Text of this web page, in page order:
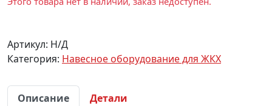
Артикул: Н/Д
Категория: Навесное оборудование для ЖКХ
Описание Детали